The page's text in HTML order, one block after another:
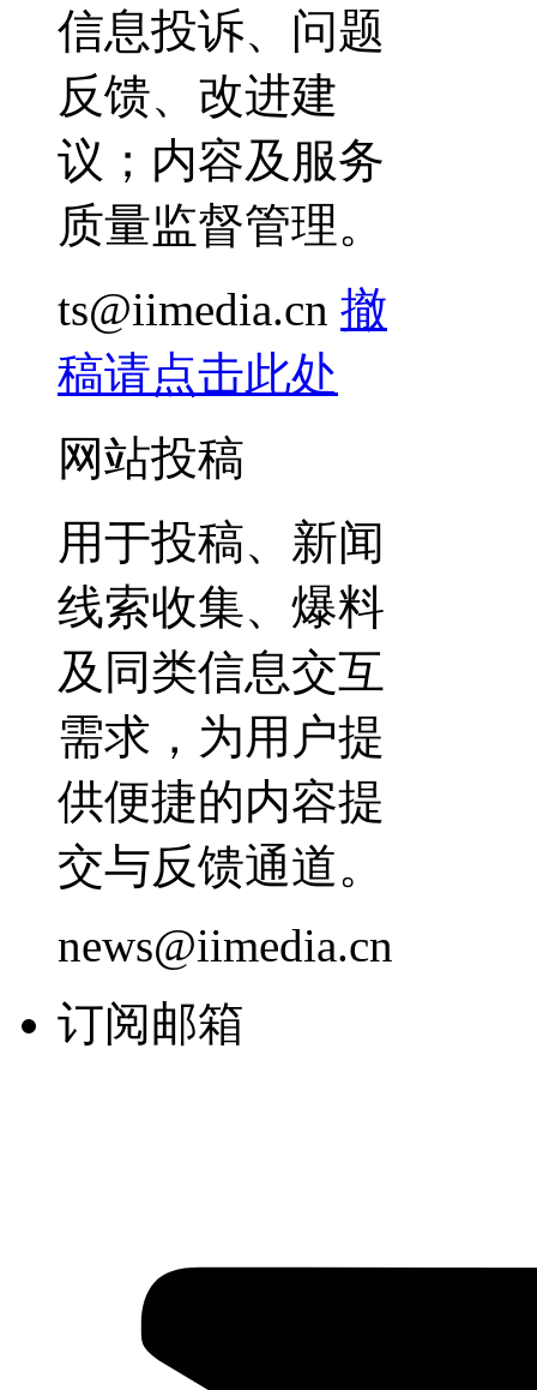
信息投诉、问题
反馈、改进建
议；内容及服务
质量监督管理。
ts@iimedia.cn 撤
稿请点击此处
网站投稿
用于投稿、新闻
线索收集、爆料
及同类信息交互
需求，为用户提
供便捷的内容提
交与反馈通道。
news@iimedia.cn
订阅邮箱